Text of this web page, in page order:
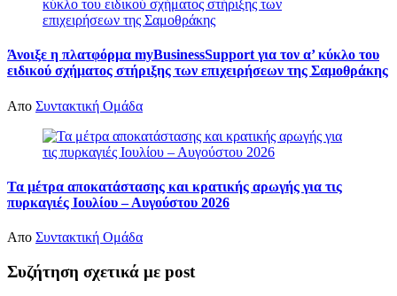
Άνοιξε η πλατφόρμα myBusinessSupport για τον α’ κύκλο του
ειδικού σχήματος στήριξης των επιχειρήσεων της Σαμοθράκης
Απο Συντακτική Ομάδα
Τα μέτρα αποκατάστασης και κρατικής αρωγής για τις
πυρκαγιές Ιουλίου – Αυγούστου 2026
Απο Συντακτική Ομάδα
Συζήτηση σχετικά με post